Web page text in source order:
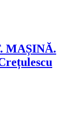
MAȘINĂ.